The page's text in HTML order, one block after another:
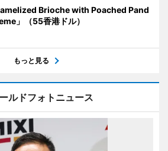
Brioche with Poached Pand
」（55香港ドル）
もっと見る
ルドフォトニュース